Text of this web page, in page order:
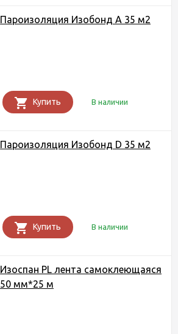
Пароизоляция Изобонд A 35 м2
Купить В наличии
Пароизоляция Изобонд D 35 м2
Купить В наличии
Изоспан PL лента самоклеющаяся
50 мм*25 м